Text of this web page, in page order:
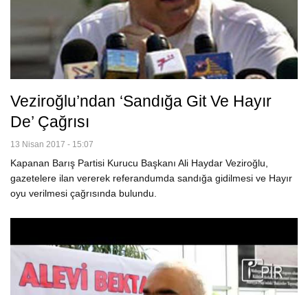
Veziroğlu’ndan ‘Sandığa Git Ve Hayır
De’ Çağrısı
13 Nisan 2017 - 15:07
Kapanan Barış Partisi Kurucu Başkanı Ali Haydar Veziroğlu,
gazetelere ilan vererek referandumda sandığa gidilmesi ve Hayır
oyu verilmesi çağrısında bulundu.